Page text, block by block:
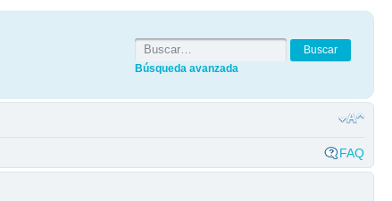
Búsqueda avanzada
FAQ